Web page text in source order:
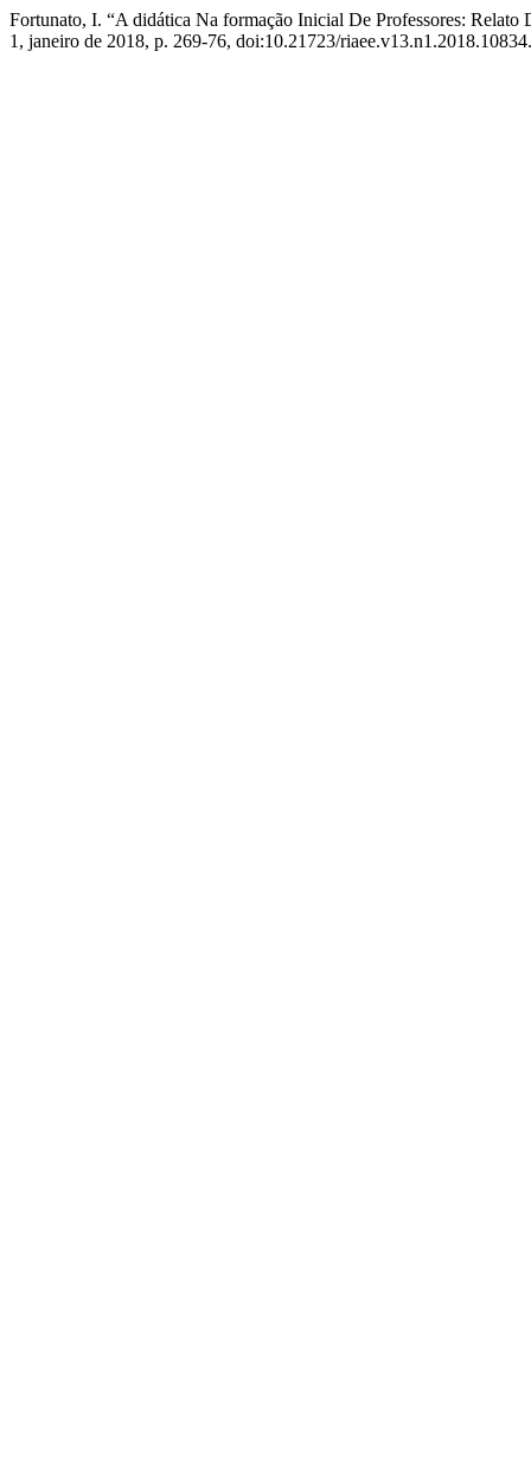
Fortunato, I. “A didática Na formação Inicial De Professores: Relato
1, janeiro de 2018, p. 269-76, doi:10.21723/riaee.v13.n1.2018.10834.